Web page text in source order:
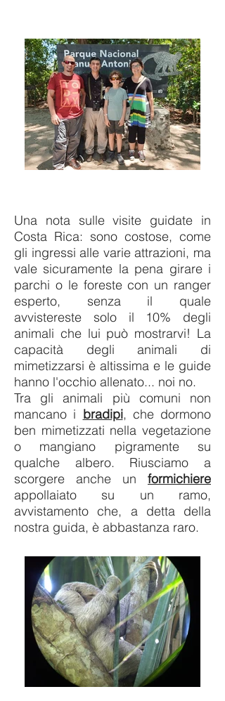
Una nota sulle visite guidate in
Costa Rica: sono costose, come
gli ingressi alle varie attrazioni, ma
vale sicuramente la pena girare i
parchi o le foreste con un ranger
esperto, senza il quale
avvistereste solo il 10% degli
animali che lui può mostrarvi! La
capacità degli animali di
mimetizzarsi è altissima e le guide
hanno l'occhio allenato... noi no.
Tra gli animali più comuni non
mancano i bradipi, che dormono
ben mimetizzati nella vegetazione
o mangiano pigramente su
qualche albero. Riusciamo a
scorgere anche un formichiere
appollaiato su un ramo,
avvistamento che, a detta della
nostra guida, è abbastanza raro.